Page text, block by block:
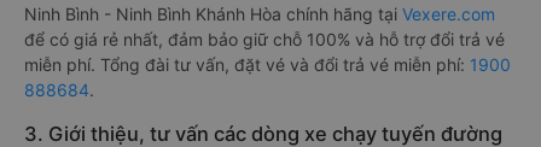
Ninh Bình - Ninh Bình Khánh Hòa chính hãng tại Vexere.com
để có giá rẻ nhất, đảm bảo giữ chỗ 100% và hỗ trợ đổi trả vé
miễn phí. Tổng đài tư vấn, đặt vé và đổi trả vé miễn phí: 1900
888684.
3. Giới thiệu, tư vấn các dòng xe chạy tuyến đường